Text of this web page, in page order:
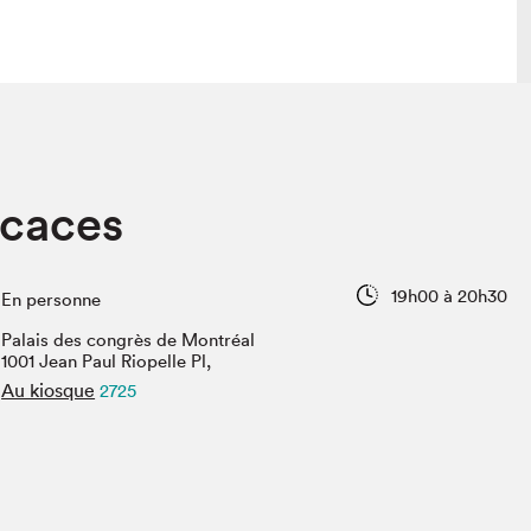
Vidéos et balados
En personne
19h00 à 20h30
Palais des congrès de Montréal
1001 Jean Paul Riopelle Pl,
Au kiosque 2725